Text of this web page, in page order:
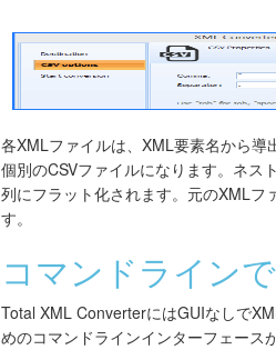
各XMLファイルは、XML要素名から導
個別のCSVファイルになります。ネス
列にフラット化されます。元のXMLフ
す。
コマンドライン
Total XML ConverterにはGUIなしで
めのコマンドラインインターフェース